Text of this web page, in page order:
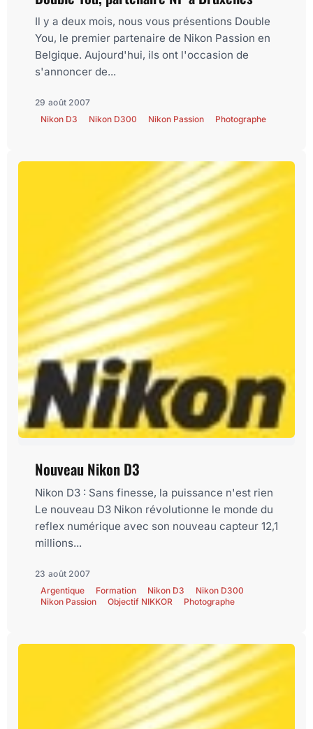
Il y a deux mois, nous vous présentions Double
You, le premier partenaire de Nikon Passion en
Belgique. Aujourd'hui, ils ont l'occasion de
s'annoncer de...
29 août 2007
Nikon D3
Nikon D300 Nikon Passion Photographe
Nouveau Nikon D3
Nikon D3 : Sans finesse, la puissance n'est rien
Le nouveau D3 Nikon révolutionne le monde du
reflex numérique avec son nouveau capteur 12,1
millions...
23 août 2007
Argentique
Formation Nikon D3
Nikon D300
Nikon Passion
Objectif NIKKOR Photographe